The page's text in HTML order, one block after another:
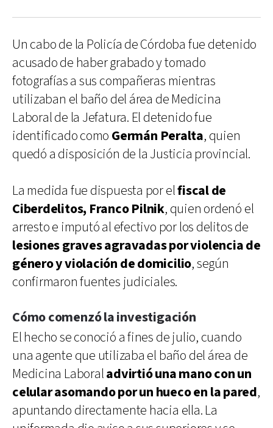
Un cabo de la Policía de Córdoba fue detenido
acusado de haber grabado y tomado
fotografías a sus compañeras mientras
utilizaban el baño del área de Medicina
Laboral de la Jefatura. El detenido fue
identificado como Germán Peralta, quien
quedó a disposición de la Justicia provincial.
La medida fue dispuesta por elfiscal de
Ciberdelitos, Franco Pilnik, quien ordenó el
arresto e imputó al efectivo por los delitos de
lesiones graves agravadas por violencia de
género y violación de domicilio, según
confirmaron fuentes judiciales.
Cómo comenzó la investigación
El hecho se conoció a fines de julio, cuando
una agente que utilizaba el baño del área de
Medicina Laboraladvirtió una mano con un
celular asomando por un hueco en la pared,
apuntando directamente hacia ella. La